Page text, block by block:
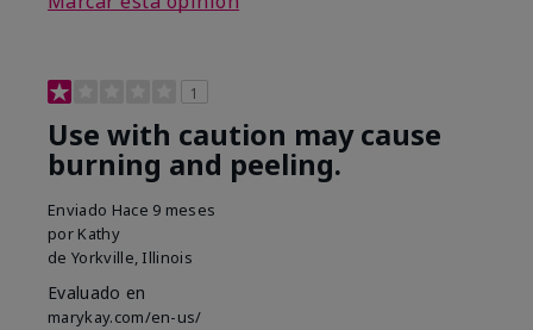
1
Use with caution may cause
burning and peeling.
Enviado Hace 9 meses
por Kathy
de Yorkville, Illinois
Evaluado en
marykay.com/en-us/